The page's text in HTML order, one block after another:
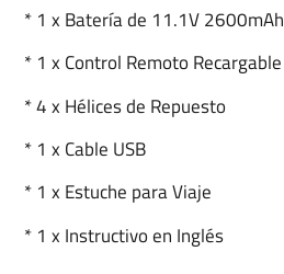
* 1 x Batería de 11.1V 2600mAh
* 1 x Control Remoto Recargable
* 4 x Hélices de Repuesto
* 1 x Cable USB
* 1 x Estuche para Viaje
* 1 x Instructivo en Inglés